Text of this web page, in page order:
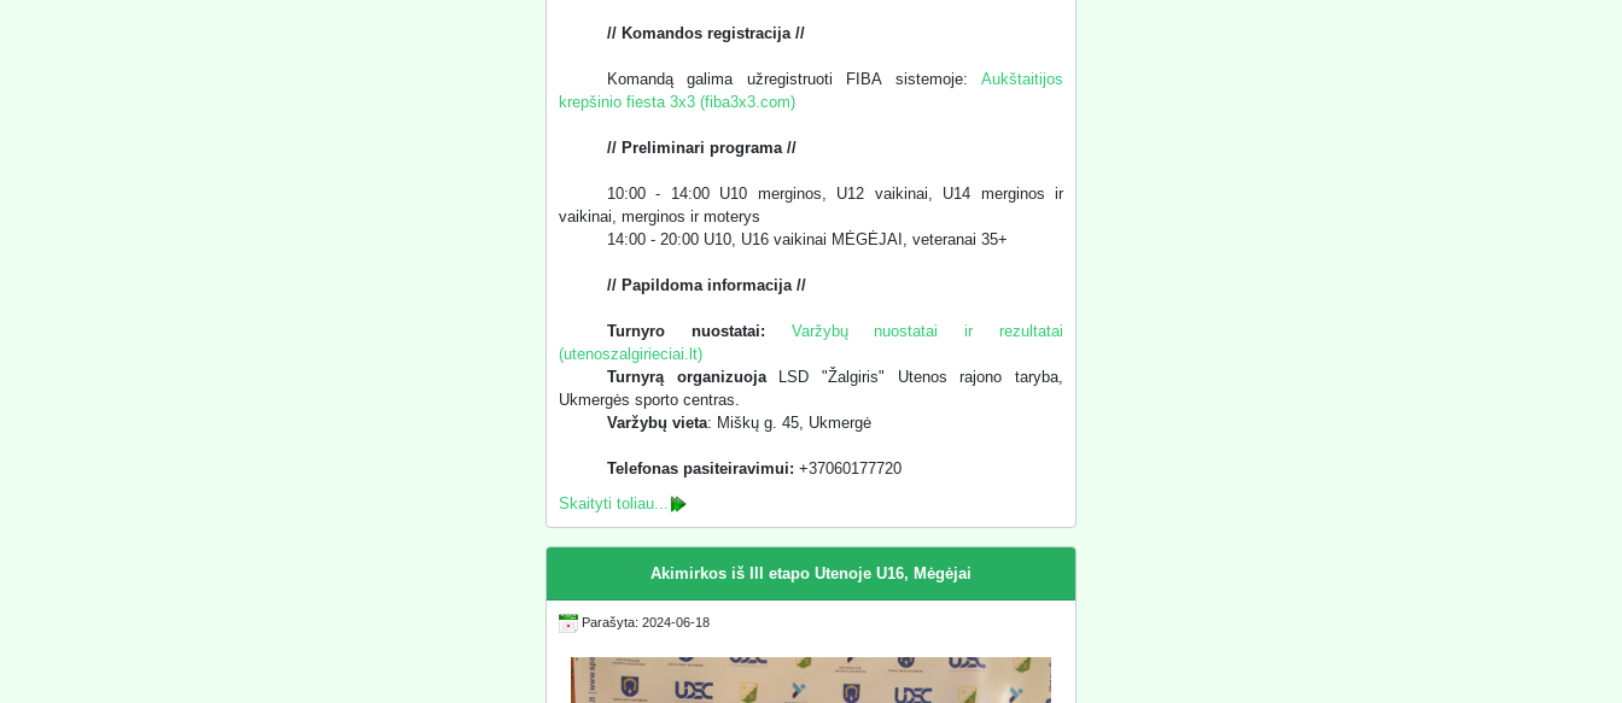
// Komandos registracija //
Komandą galima užregistruoti FIBA sistemoje:Aukštaitijos
krepšinio fiesta 3x3 (fiba3x3.com)
// Preliminari programa //
10:00 - 14:00 U10 merginos, U12 vaikinai, U14 merginos ir
vaikinai, merginos ir moterys
14:00 - 20:00 U10, U16 vaikinai MĖGĖJAI, veteranai 35+
// Papildoma informacija //
Turnyro nuostatai:
Varžybų nuostatai ir rezultatai
(utenoszalgirieciai.lt)
Turnyrą organizuojaLSD "Žalgiris" Utenos rajono taryba,
Ukmergės sporto centras.
Varžybų vieta: Miškų g. 45, Ukmergė
Telefonas pasiteiravimui: +37060177720
Skaityti toliau...
Akimirkos iš III etapo Utenoje U16, Mėgėjai
Parašyta: 2024-06-18